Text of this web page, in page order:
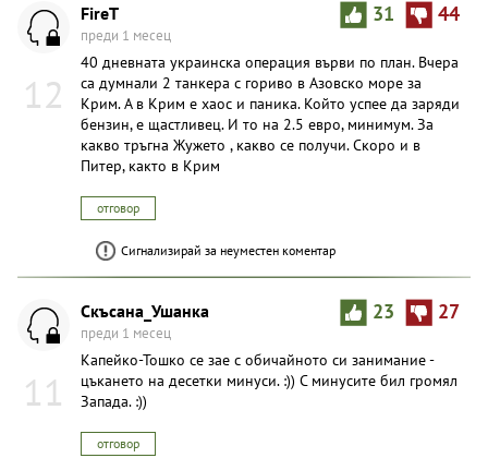
12
31 44
FireT
преди 1 месец
40 дневната украинска операция върви по план. Вчера
са думнали 2 танкера с гориво в Азовско море за
Крим. А в Крим е хаос и паника. Който успее да заряди
бензин, е щастливец. И то на 2.5 евро, минимум. За
какво тръгна Жужето , какво се получи. Скоро и в
Питер, както в Крим
отговор
Сигнализирай за неуместен коментар
11
23 27
Скъсана_Ушанка
преди 1 месец
Кaпейко-Тошко се зае с обичайното си занимание -
цъкането на десетки минуси. :)) С минусите бил громял
Запада. :))
отговор